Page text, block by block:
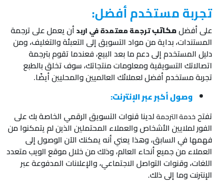
تجربة مستخدم أفضل:
على أفضلمكاتبترجمة معتمدة في اربدأن يعمل على ترجمة
المستندات، بداية من مواد التسويق إلى التعبئة والتغليف، ومن
دليل المستخدم إلى دعم ما بعد البيع، فعندما تقوم بترجمة
اتصالاتك التسويقية ومعلومات منتجاتك، سوف تخلق بالطبع
تجربة مستخدم أفضل لعملائك العالميين والمحليين أيضًا.
وصول أكبر عبر الإنترنت:
تفتحخدمة الترجمةلدينا قنوات التسويق الرقمي الخاصة بك على
الفور لملايين الأشخاص والعملاء المحتملين الذين لم يتمكنوا من
فهمها في السابق، وهذا يعني أنه يمكنك الآن الوصول إلى
العملاء من جميع أنحاء العالم، وذلك من خلال موقع الويب متعدد
اللغات، وقنوات التواصل الاجتماعي، والإعلانات المدفوعة عبر
الإنترنت وما إلى ذلك.